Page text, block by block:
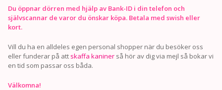
Du öppnar dörren med hjälp av Bank-ID i din telefon och
självscannar de varor du önskar köpa. Betala med swish eller
kort.
Vill du ha en alldeles egen personal shopper när du besöker oss
eller funderar på att skaffa kaniner så hör av dig via mejl så bokar vi
en tid som passar oss båda.
Välkomna!